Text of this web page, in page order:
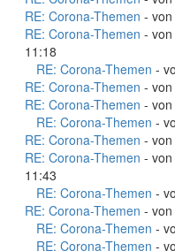
RE: Corona-Themen - von
RE: Corona-Themen -
11:18
RE: Corona-Themen -
RE: Corona-Themen - von
RE: Corona-Themen - von
RE: Corona-Themen -
RE: Corona-Themen - von
RE: Corona-Themen -
11:43
RE: Corona-Themen -
RE: Corona-Themen - von
RE: Corona-Themen -
RE: Corona-Themen -